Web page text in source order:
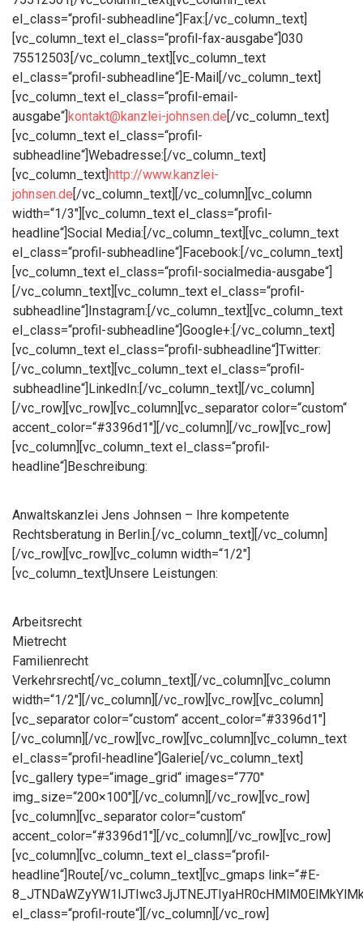
el_class=“profil-subheadline“]Fax:[/vc_column_text]
[vc_column_text el_class=“profil-fax-ausgabe“]030
75512503[/vc_column_text][vc_column_text
el_class=“profil-subheadline“]E-Mail[/vc_column_text]
[vc_column_text el_class=“profil-email-
ausgabe“]kontakt@kanzlei-johnsen.de[/vc_column_text]
[vc_column_text el_class=“profil-
subheadline“]Webadresse:[/vc_column_text]
[vc_column_text]http://www.kanzlei-
johnsen.de[/vc_column_text][/vc_column][vc_column
width=“1/3″][vc_column_text el_class=“profil-
headline“]Social Media:[/vc_column_text][vc_column_text
el_class=“profil-subheadline“]Facebook:[/vc_column_text]
[vc_column_text el_class=“profil-socialmedia-ausgabe“]
[/vc_column_text][vc_column_text el_class=“profil-
subheadline“]Instagram:[/vc_column_text][vc_column_text
el_class=“profil-subheadline“]Google+:[/vc_column_text]
[vc_column_text el_class=“profil-subheadline“]Twitter:
[/vc_column_text][vc_column_text el_class=“profil-
subheadline“]LinkedIn:[/vc_column_text][/vc_column]
[/vc_row][vc_row][vc_column][vc_separator color=“custom“
accent_color=“#3396d1″][/vc_column][/vc_row][vc_row]
[vc_column][vc_column_text el_class=“profil-
headline“]Beschreibung:
Anwaltskanzlei Jens Johnsen – Ihre kompetente
Rechtsberatung in Berlin.[/vc_column_text][/vc_column]
[/vc_row][vc_row][vc_column width=“1/2″]
[vc_column_text]Unsere Leistungen:
Arbeitsrecht
Mietrecht
Familienrecht
Verkehrsrecht[/vc_column_text][/vc_column][vc_column
width=“1/2″][/vc_column][/vc_row][vc_row][vc_column]
[vc_separator color=“custom“ accent_color=“#3396d1″]
[/vc_column][/vc_row][vc_row][vc_column][vc_column_text
el_class=“profil-headline“]Galerie[/vc_column_text]
[vc_gallery type=“image_grid“ images=“770″
img_size=“200×100″][/vc_column][/vc_row][vc_row]
[vc_column][vc_separator color=“custom“
accent_color=“#3396d1″][/vc_column][/vc_row][vc_row]
[vc_column][vc_column_text el_class=“profil-
headline“]Route[/vc_column_text][vc_gmaps link=“#E-
el_class=“profil-route“][/vc_column][/vc_row]